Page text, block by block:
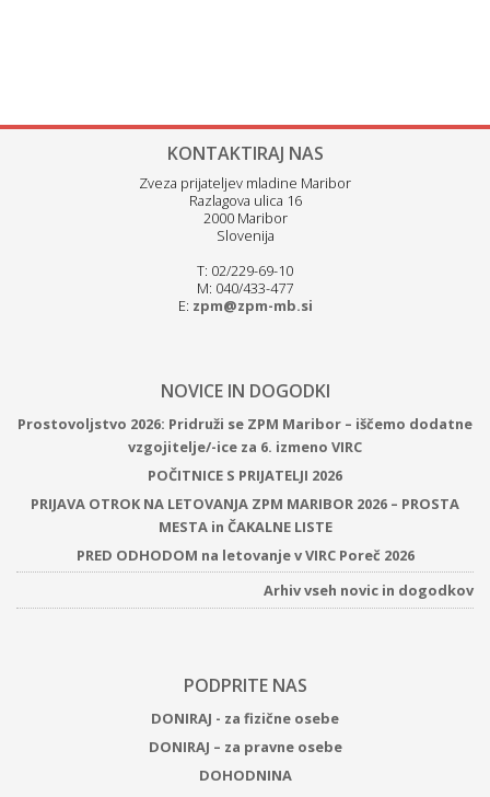
KONTAKTIRAJ NAS
Zveza prijateljev mladine Maribor
Razlagova ulica 16
2000 Maribor
Slovenija
T: 02/229-69-10
M: 040/433-477
E: zpm@zpm-mb.si
NOVICE IN DOGODKI
Prostovoljstvo 2026: Pridruži se ZPM Maribor – iščemo dodatne
vzgojitelje/-ice za 6. izmeno VIRC
POČITNICE S PRIJATELJI 2026
PRIJAVA OTROK NA LETOVANJA ZPM MARIBOR 2026 – PROSTA
MESTA in ČAKALNE LISTE
PRED ODHODOM na letovanje v VIRC Poreč 2026
Arhiv vseh novic in dogodkov
PODPRITE NAS
DONIRAJ - za fizične osebe
DONIRAJ – za pravne osebe
DOHODNINA